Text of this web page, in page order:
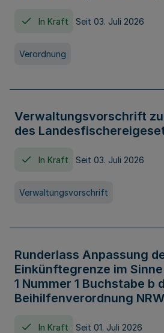
In Kraft Seit 03. Juli 2026
Verordnung
Verwaltungsvorschrift
des
In Kraft Seit 03. Juli 2026
Verwaltungsvorschrift
Runderlass Anpassung
Einkünftegrenze im
1 Nummer 1 Buchstabe b
Beihilfenverordnung NRW
In Kraft Seit 01. Juli 2026